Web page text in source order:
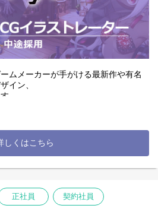
第二原画・絵コンテの経験がある方即
経験者(寄せて描く技術がある方は即
二次創作の経験でもOK)
読んでいる方
バーも活躍中☆
適性によって決定します。
接でお話ください。
ムメーカーが手がける最新作や有名
イン、
。
受託案件も多数あります。
ム会社も。誰もが一度は目にしたこ
れるチャンスがああます。
系RPG、学園系RPG、近未来SF系
ます。
したチーム及びプロジェクトに配属
しくはこちら
正社員 契約社員